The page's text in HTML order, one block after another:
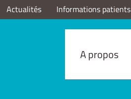
Actualités Informations patients
A propos